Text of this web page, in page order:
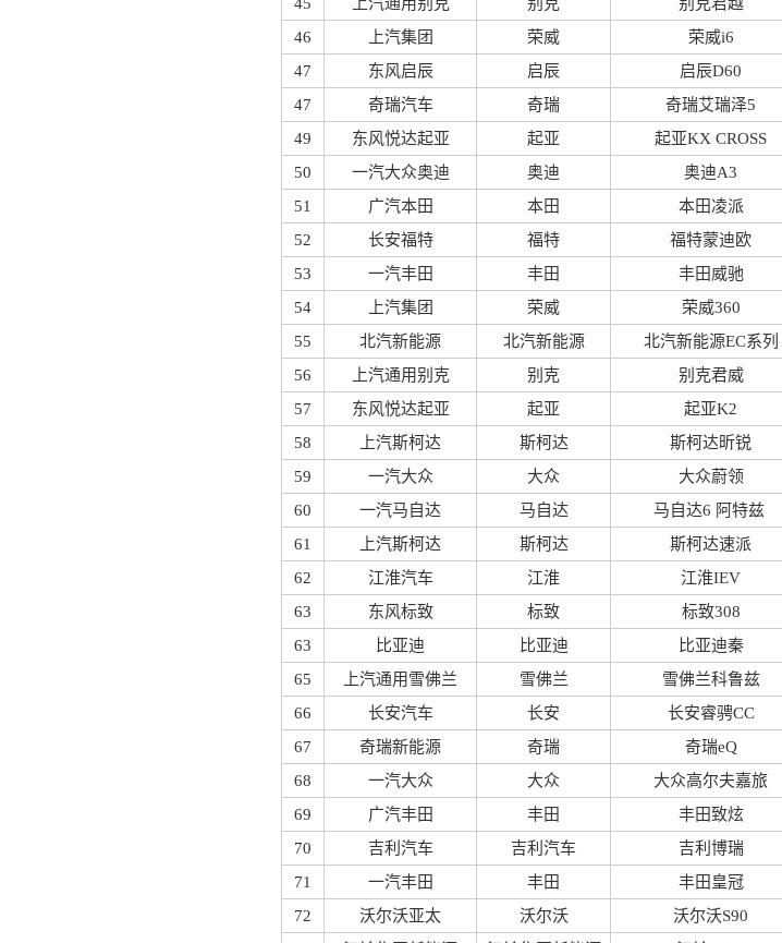
46
上汽集团 荣威 荣威i6
47
东风启辰 启辰 启辰D60
47
奇瑞汽车 奇瑞 奇瑞艾瑞泽5
49
东风悦达起亚 起亚 起亚KX CROSS
50
一汽大众奥迪 奥迪 奥迪A3
51
广汽本田 本田 本田凌派
52
长安福特 福特 福特蒙迪欧
53
一汽丰田 丰田 丰田威驰
54
上汽集团 荣威 荣威360
55
北汽新能源 北汽新能源 北汽新能源EC系列
56
上汽通用别克 别克 别克君威
57
东风悦达起亚 起亚 起亚K2
58
上汽斯柯达 斯柯达 斯柯达昕锐
59
一汽大众 大众 大众蔚领
60
一汽马自达 马自达 马自达6 阿特兹
61
上汽斯柯达 斯柯达 斯柯达速派
62
江淮汽车 江淮 江淮IEV
63
东风标致 标致 标致308
63
比亚迪 比亚迪 比亚迪秦
65
上汽通用雪佛兰 雪佛兰 雪佛兰科鲁兹
66
长安汽车 长安 长安睿骋CC
67
奇瑞新能源 奇瑞 奇瑞eQ
68
一汽大众 大众 大众高尔夫嘉旅
69
广汽丰田 丰田 丰田致炫
70
吉利汽车 吉利汽车 吉利博瑞
71
一汽丰田 丰田 丰田皇冠
72
沃尔沃亚太 沃尔沃 沃尔沃S90